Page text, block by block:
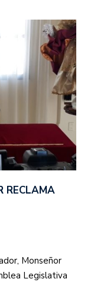
RECLAMA
Monseñor
Legislativa